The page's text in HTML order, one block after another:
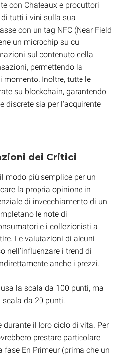
con Chateaux e produttori
tutti i vini sulla sua
con un tag NFC (Near Field
un microchip su cui
sul contenuto della
permettendo la
Inoltre, tutte le
su blockchain, garantendo
discrete sia per l'acquirente
dei Critici
modo più semplice per un
la propria opinione in
di invecchiamento di un
le note di
e i collezionisti a
Le valutazioni di alcuni
nell’influenzare i trend di
anche i prezzi.
la scala da 100 punti, ma
da 20 punti.
il loro ciclo di vita. Per
prestare particolare
En Primeur (prima che un